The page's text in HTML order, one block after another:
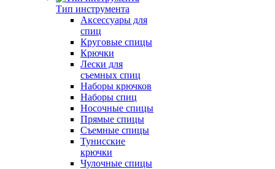
Тип инструмента
Аксессуары для
спиц
Круговые спицы
Крючки
Лески для
съемных спиц
Наборы крючков
Наборы спиц
Носочные спицы
Прямые спицы
Съемные спицы
Тунисские
крючки
Чулочные спицы